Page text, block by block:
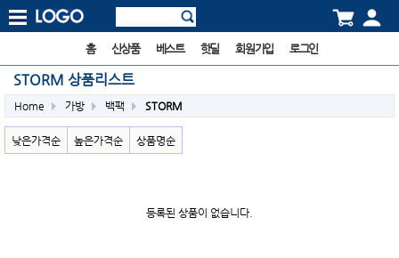
홈 신상품 베스트 핫딜 회원가입 로그인
STORM 상품리스트
Home 가방 백팩 STORM
낮은가격순 높은가격순 상품명순
등록된 상품이 없습니다.